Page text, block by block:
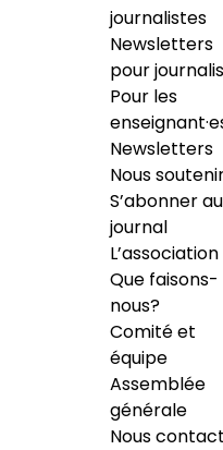
journalistes
Newsletters
pour
Pour les
Newsletters
Nous
S’abonner au
journal
L’association
Que faisons-
nous?
Comité et
équipe
Assemblée
générale
Nous